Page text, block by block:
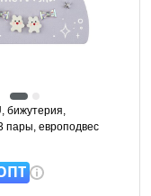
бижутерия,
пары, европодвес